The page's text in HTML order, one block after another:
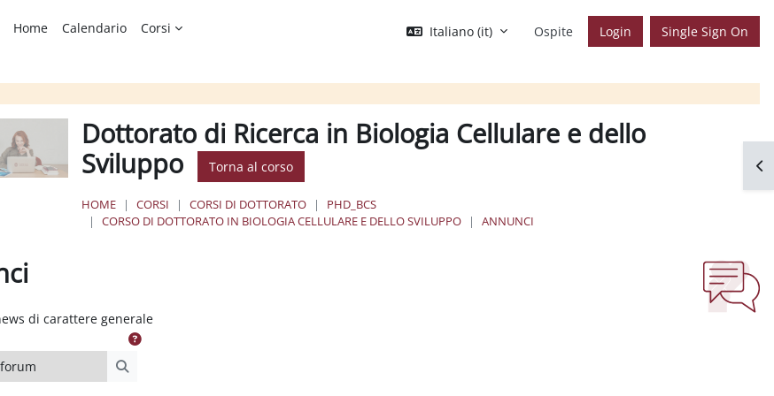
Home
Calendario Corsi Italiano ‎(it)‎ Ospite Login Single Sign On
Dottorato di Ricerca in Biologia Cellulare e dello
Sviluppo
Torna al corso
HOME CORSI CORSI DI DOTTORATO
PHD_BCS
CORSO DI DOTTORATO IN BIOLOGIA CELLULARE E DELLO SVILUPPO
ANNUNCI
di carattere generale